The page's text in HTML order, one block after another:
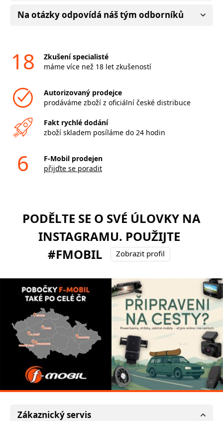
Na otázky odpovídá náš tým odborníků
18
Zkušení specialisté
máme více než 18 let zkušeností
Autorizovaný prodejce
prodáváme zboží z oficiální české distribuce
Fakt rychlé dodání
zboží skladem posíláme do 24 hodin
6
F-Mobil prodejen
přijďte se poradit
PODĚLTE SE O SVÉ ÚLOVKY NA
INSTAGRAMU. POUŽIJTE
#FMOBIL
Zobrazit profil
Zákaznický servis